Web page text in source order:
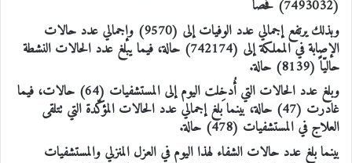
(7493032) فحصاً
وبذلك يرتفع إجمالي عدد الوفيات إلى (9570) وإجمالي عدد حالات
الإصابة في المملكة إلى (742174) حالة، فيما يبلغ عدد الحالات النشطة
حاليّاً (8139) حالة.
وبلغ عدد الحالات التي أُدخِلت اليوم إلى المستشفيات (64) حالات، فيما
غادرت (47) حالة، بينما بلغ إجمالي عدد الحالات المؤكّدة التي تتلقى
العلاج في المستشفيات (478) حالة.
بينما بلغ عدد حالات الشفاء لهذا اليوم في العزل المنزلي والمستشفيات